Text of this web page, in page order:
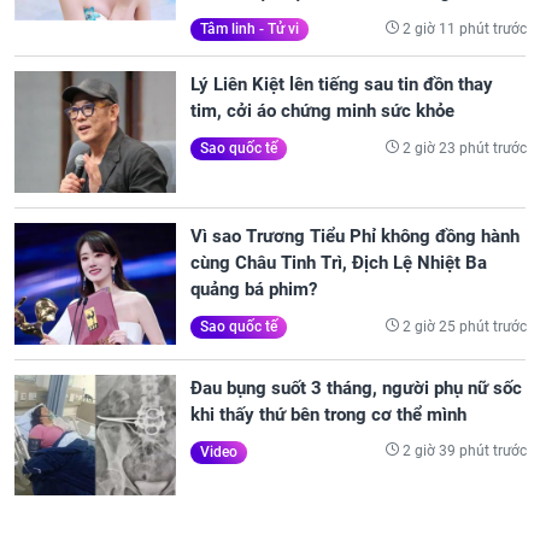
Tâm linh - Tử vi 2 giờ 11 phút trước
Lý Liên Kiệt lên tiếng sau tin đồn thay
tim, cởi áo chứng minh sức khỏe
Sao quốc tế 2 giờ 23 phút trước
Vì sao Trương Tiểu Phỉ không đồng hành
cùng Châu Tinh Trì, Địch Lệ Nhiệt Ba
quảng bá phim?
Sao quốc tế 2 giờ 25 phút trước
Đau bụng suốt 3 tháng, người phụ nữ sốc
khi thấy thứ bên trong cơ thể mình
Video 2 giờ 39 phút trước